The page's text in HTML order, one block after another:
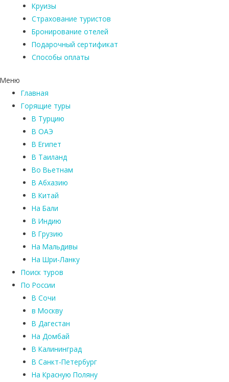
Круизы
Страхование туристов
Бронирование отелей
Подарочный сертификат
Способы оплаты
Меню
Главная
Горящие туры
В Турцию
В ОАЭ
В Египет
В Таиланд
Во Вьетнам
В Абхазию
В Китай
На Бали
В Индию
В Грузию
На Мальдивы
На Шри-Ланку
Поиск туров
По России
В Сочи
в Москву
В Дагестан
На Домбай
В Калининград
В Санкт-Петербург
На Красную Поляну